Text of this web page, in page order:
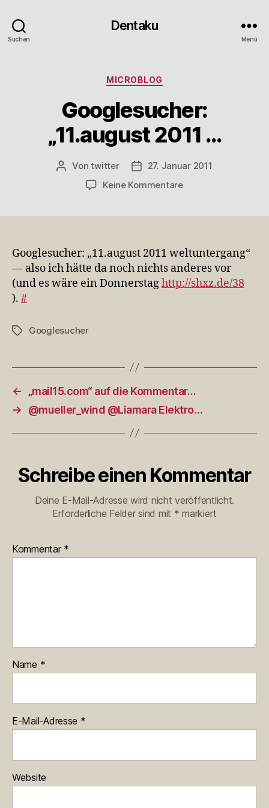
Suchen
Dentaku
Menü
Kategorien
MICROBLOG
Googlesucher:
„11.august 2011 …
Beitragsautor
Vontwitter Veröffentlichungsdatum
27. Januar 2011
Keine Kommentarezu
Googlesucher: „11.august 2011 weltuntergang“
— also ich hätte da noch nichts anderes vor
(und es wäre ein Donnerstaghttp://shxz.de/38
). #
Schlagwörter
Googlesucher
←
„mail15.com“ auf die Kommentar…
→
@mueller_wind @Liamara Elektro…
Schreibe einen Kommentar
Deine E-Mail-Adresse wird nicht veröffentlicht.
Erforderliche Felder sind mit * markiert
Kommentar *
Name *
E-Mail-Adresse *
Website